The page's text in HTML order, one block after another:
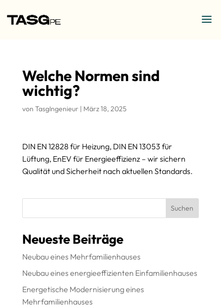
Welche Normen sind
wichtig?
von TasgIngenieur | März 18, 2025
DIN EN 12828 für Heizung, DIN EN 13053 für
Lüftung, EnEV für Energieeffizienz – wir sichern
Qualität und Sicherheit nach aktuellen Standards.
Suchen
Neueste Beiträge
Neubau eines Mehrfamilienhauses
Neubau eines energieeffizienten Einfamilienhauses
Energetische Modernisierung eines
Mehrfamilienhauses